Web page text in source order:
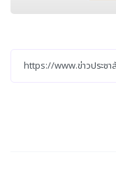
Icon Siam /
obinson พระราม
พิ่มเติมได้ที่ช่องของ